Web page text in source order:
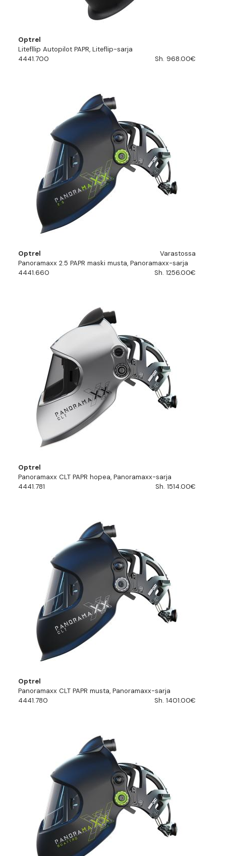
Optrel
Litefllip Autopilot PAPR, Liteflip-sarja
4441.700
Sh. 968.00€
Optrel
Varastossa
Panoramaxx 2.5 PAPR maski musta, Panoramaxx-sarja
4441.660
Sh. 1256.00€
Optrel
Panoramaxx CLT PAPR hopea, Panoramaxx-sarja
4441.781
Sh. 1514.00€
Optrel
Panoramaxx CLT PAPR musta, Panoramaxx-sarja
4441.780
Sh. 1401.00€